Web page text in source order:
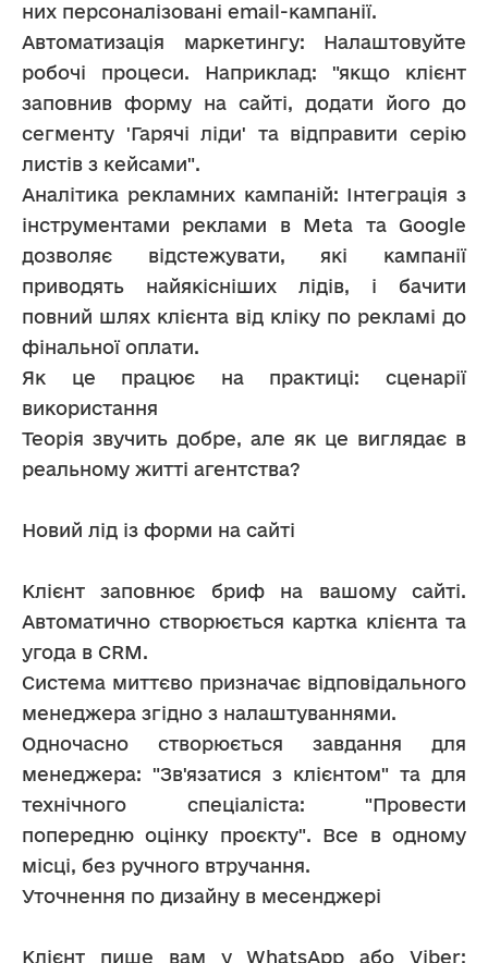
них персоналізовані email-кампанії.
Автоматизація маркетингу: Налаштовуйте
робочі процеси. Наприклад: "якщо клієнт
заповнив форму на сайті, додати його до
сегменту 'Гарячі ліди' та відправити серію
листів з кейсами".
Аналітика рекламних кампаній: Інтеграція з
інструментами реклами в Meta та Google
дозволяє відстежувати, які кампанії
приводять найякісніших лідів, і бачити
повний шлях клієнта від кліку по рекламі до
фінальної оплати.
Як це працює на практиці: сценарії
використання
Теорія звучить добре, але як це виглядає в
реальному житті агентства?
Новий лід із форми на сайті
Клієнт заповнює бриф на вашому сайті.
Автоматично створюється картка клієнта та
угода в CRM.
Система миттєво призначає відповідального
менеджера згідно з налаштуваннями.
Одночасно створюється завдання для
менеджера: "Зв'язатися з клієнтом" та для
технічного спеціаліста: "Провести
попередню оцінку проєкту". Все в одному
місці, без ручного втручання.
Уточнення по дизайну в месенджері
Клієнт пише вам у WhatsApp або Viber: